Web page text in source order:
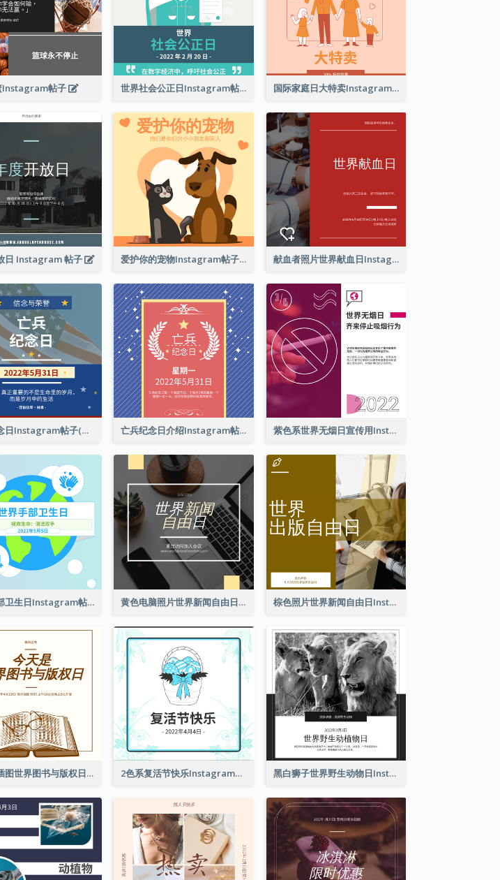
Instagram帖子 世界社会公正日Instagram帖子 国际家庭日大特卖Instagram帖子
日 Instagram 帖子 爱护你的宠物Instagram帖子 献血者照片世界献血日Instagram帖子
亡兵纪念日Instagram帖子(附名言引用) 亡兵纪念日介绍Instagram帖子 紫色系世界无烟日宣传用Instagram帖子
世界手部卫生日Instagram帖子 黄色电脑照片世界新闻自由日Instagram帖子 棕色照片世界新闻自由日Instagram帖子
棕色书插图世界图书与版权日Instagram帖子 2色系复活节快乐Instagram帖子 黑白狮子世界野生动物日Instagram帖子